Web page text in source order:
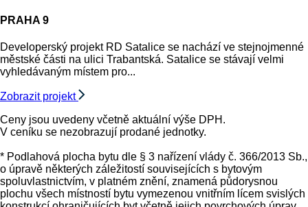
PRAHA 9
Developerský projekt RD Satalice se nachází ve stejnojmenné
městské části na ulici Trabantská. Satalice se stávají velmi
vyhledávaným místem pro...
Zobrazit projekt
Ceny jsou uvedeny včetně aktuální výše DPH.
V ceníku se nezobrazují prodané jednotky.
* Podlahová plocha bytu dle § 3 nařízení vlády č. 366/2013 Sb.,
o úpravě některých záležitostí souvisejících s bytovým
spoluvlastnictvím, v platném znění, znamená půdorysnou
plochu všech místností bytu vymezenou vnitřním lícem svislých